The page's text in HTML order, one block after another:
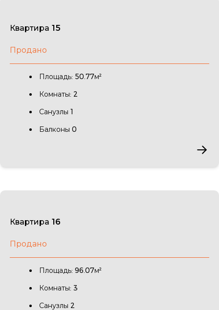
Квартира 15
Продано
Площадь: 50.77м²
Комнаты: 2
Санузлы 1
Балконы 0
Квартира 16
Продано
Площадь: 96.07м²
Комнаты: 3
Санузлы 2